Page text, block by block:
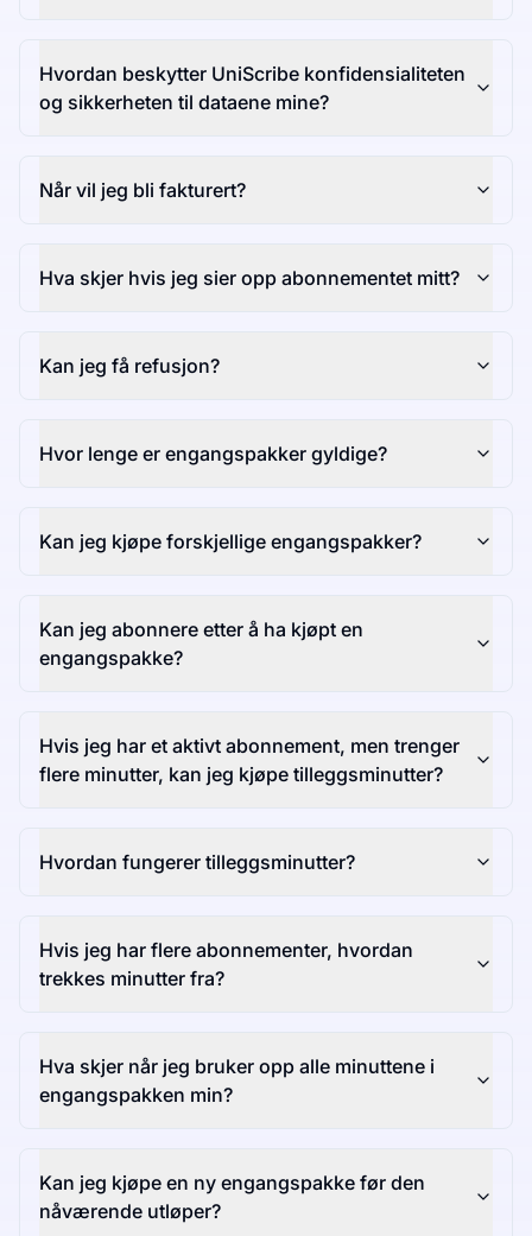
Hvordan beskytter UniScribe konfidensialiteten
og sikkerheten til dataene mine?
Når vil jeg bli fakturert?
Hva skjer hvis jeg sier opp abonnementet mitt?
Kan jeg få refusjon?
Hvor lenge er engangspakker gyldige?
Kan jeg kjøpe forskjellige engangspakker?
Kan jeg abonnere etter å ha kjøpt en
engangspakke?
Hvis jeg har et aktivt abonnement, men trenger
flere minutter, kan jeg kjøpe tilleggsminutter?
Hvordan fungerer tilleggsminutter?
Hvis jeg har flere abonnementer, hvordan
trekkes minutter fra?
Hva skjer når jeg bruker opp alle minuttene i
engangspakken min?
Kan jeg kjøpe en ny engangspakke før den
nåværende utløper?